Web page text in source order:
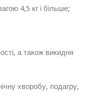
4,5 кг і більше;
а також викидня
хворобу, подагру,